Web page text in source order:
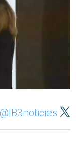
@IB3noticies